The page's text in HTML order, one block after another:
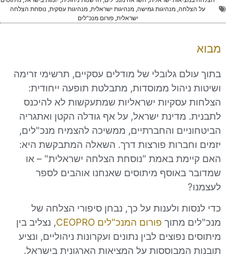
מנהיגות גמישה,מנהיגות ישראלית,מנהיגות עסקית,נוסחת הצלחה
פורום מנכ"לים
גלובלי של מודלים עסקיים, תרשימי זרימה
ממוסדות, מתבלטת תופעה ייחודית:
ישראליות שמתעקשות לא להיכנס
מדינת ישראל, על אף גודלה הקטן ואתגריה
והחברתיים, ממשיכה להצמיח מנכ"לים,
פורצות דרך. השאלה המתבקשת היא:
באמת "נוסחת הצלחה ישראלית" – או
מיתוסים שאנחנו אוהבים לספר
ולענות על כך, נבחן סיפורי הצלחה של
מתוךפורום המנכ"לים CEOPRO
, נצליב בין
לבין נתונים ועקרונות ניהוליים, ונציע
על המציאות הארגונית בישראל.